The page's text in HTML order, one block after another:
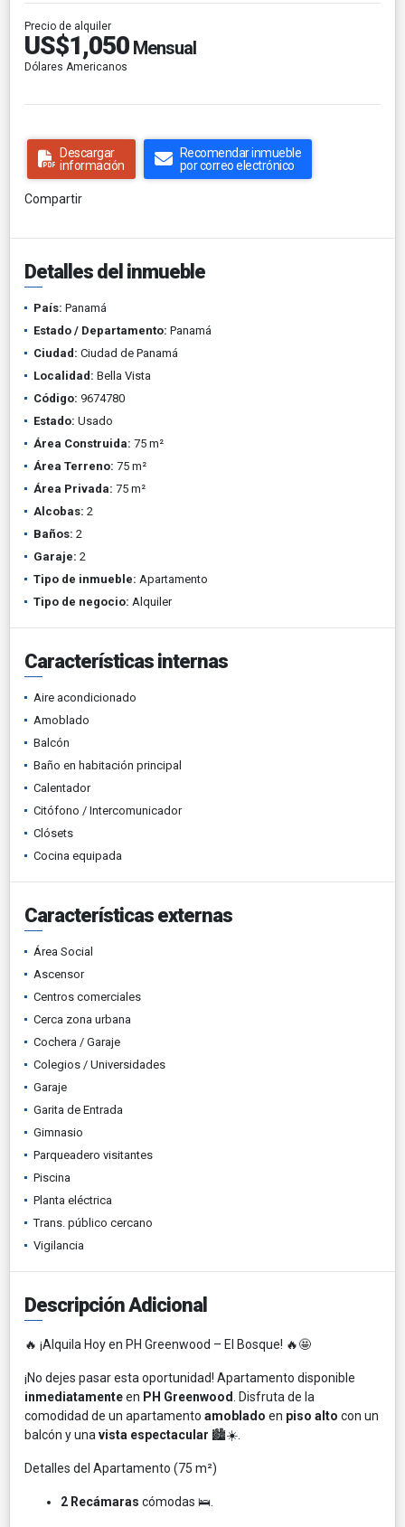
Precio de alquiler
US$1,050 Mensual
Dólares Americanos
Descargar
información
Recomendar inmueble
por correo electrónico
Compartir
Detalles del inmueble
País: Panamá
Estado / Departamento: Panamá
Ciudad: Ciudad de Panamá
Localidad: Bella Vista
Código: 9674780
Estado: Usado
Área Construida: 75 m²
Área Terreno: 75 m²
Área Privada: 75 m²
Alcobas: 2
Baños: 2
Garaje: 2
Tipo de inmueble: Apartamento
Tipo de negocio: Alquiler
Características internas
Aire acondicionado
Amoblado
Balcón
Baño en habitación principal
Calentador
Citófono / Intercomunicador
Clósets
Cocina equipada
Características externas
Área Social
Ascensor
Centros comerciales
Cerca zona urbana
Cochera / Garaje
Colegios / Universidades
Garaje
Garita de Entrada
Gimnasio
Parqueadero visitantes
Piscina
Planta eléctrica
Trans. público cercano
Vigilancia
Descripción Adicional
🔥 ¡Alquila Hoy en PH Greenwood – El Bosque! 🔥🤩
¡No dejes pasar esta oportunidad! Apartamento disponible
inmediatamenteen PH Greenwood
. Disfruta de la
comodidad de un apartamento amoblado en piso alto con un
balcón y una vista espectacular 🏙️☀️.
Detalles del Apartamento (75 m²)
2 Recámaras cómodas 🛌.